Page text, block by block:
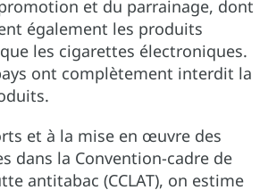
et du parrainage, dont
également les produits
les cigarettes électroniques.
ont complètement interdit la
et à la mise en œuvre des
dans la Convention-cadre de
antitabac (CCLAT), on estime